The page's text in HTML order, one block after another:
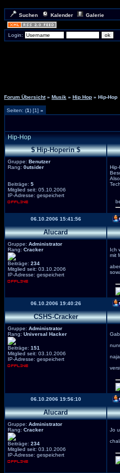
Suchen Kalender
Galerie
Login:
Forum Übersicht » Musik » Hip Hop » Hip-Hop
Seiten: (1) [1] »
Hip-Hop
$ Hip-Hoperin $
Gruppe: Benutzer
Rang: 0utsider
Beiträge: 5
Mitglied seit: 05.10.2006
IP-Adresse: gespeichert
06.10.2006 15:41:56
Alucard
Gruppe: Administrator
Rang: Cracker
Beiträge: 234
Mitglied seit: 03.10.2006
IP-Adresse: gespeichert
Ich
mit
06.10.2006 19:40:26
CSHS-Cracker
Gruppe: Administrator
Rang: Universal Hacker
Beiträge: 151
Mitglied seit: 03.10.2006
IP-Adresse: gespeichert
naja
06.10.2006 19:56:10
Alucard
Gruppe: Administrator
Rang: Cracker
Beiträge: 234
Mitglied seit: 03.10.2006
IP-Adresse: gespeichert
Jo